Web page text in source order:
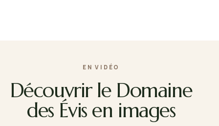
EN VIDÉO
Découvrir le Domaine
des Évis en images